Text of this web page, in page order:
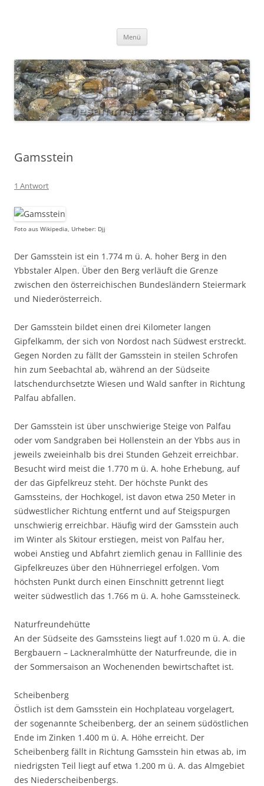
Menü
Gamsstein
1 Antwort
Foto aus Wikipedia, Urheber: Djj
Der Gamsstein ist ein 1.774 m ü. A. hoher Berg in den
Ybbstaler Alpen. Über den Berg verläuft die Grenze
zwischen den österreichischen Bundesländern Steiermark
und Niederösterreich.
Der Gamsstein bildet einen drei Kilometer langen
Gipfelkamm, der sich von Nordost nach Südwest erstreckt.
Gegen Norden zu fällt der Gamsstein in steilen Schrofen
hin zum Seebachtal ab, während an der Südseite
latschendurchsetzte Wiesen und Wald sanfter in Richtung
Palfau abfallen.
Der Gamsstein ist über unschwierige Steige von Palfau
oder vom Sandgraben bei Hollenstein an der Ybbs aus in
jeweils zweieinhalb bis drei Stunden Gehzeit erreichbar.
Besucht wird meist die 1.770 m ü. A. hohe Erhebung, auf
der das Gipfelkreuz steht. Der höchste Punkt des
Gamssteins, der Hochkogel, ist davon etwa 250 Meter in
südwestlicher Richtung entfernt und auf Steigspurgen
unschwierig erreichbar. Häufig wird der Gamsstein auch
im Winter als Skitour erstiegen, meist von Palfau her,
wobei Anstieg und Abfahrt ziemlich genau in Falllinie des
Gipfelkreuzes über den Hühnerriegel erfolgen. Vom
höchsten Punkt durch einen Einschnitt getrennt liegt
weiter südwestlich das 1.766 m ü. A. hohe Gamssteineck.
Naturfreundehütte
An der Südseite des Gamssteins liegt auf 1.020 m ü. A. die
Bergbauern – Lackneralmhütte der Naturfreunde, die in
der Sommersaison an Wochenenden bewirtschaftet ist.
Scheibenberg
Östlich ist dem Gamsstein ein Hochplateau vorgelagert,
der sogenannte Scheibenberg, der an seinem südöstlichen
Ende im Zinken 1.400 m ü. A. Höhe erreicht. Der
Scheibenberg fällt in Richtung Gamsstein hin etwas ab, im
niedrigsten Teil liegt auf etwa 1.200 m ü. A. das Almgebiet
des Niederscheibenbergs.